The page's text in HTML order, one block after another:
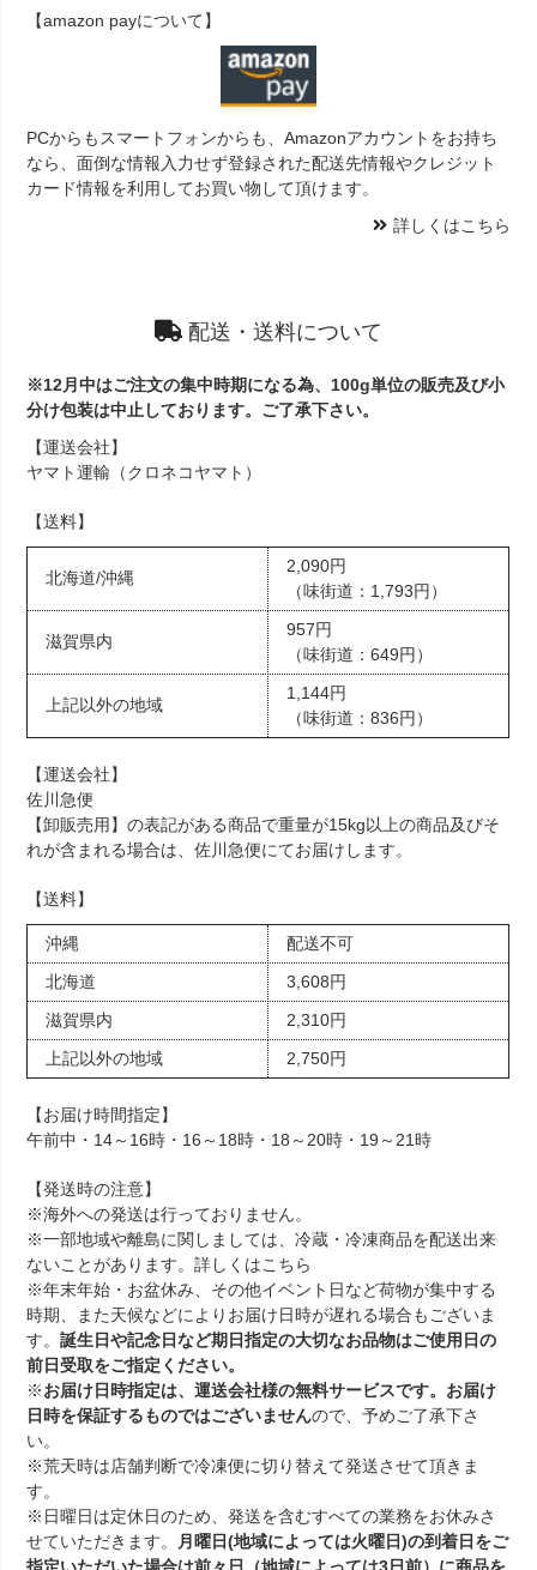
【amazon payについて】
PCからもスマートフォンからも、Amazonアカウントをお持ち
なら、面倒な情報入力せず登録された配送先情報やクレジット
カード情報を利用してお買い物して頂けます。
詳しくはこちら
配送・送料について
※12月中はご注文の集中時期になる為、100g単位の販売及び小
分け包装は中止しております。ご了承下さい。
【運送会社】
ヤマト運輸（クロネコヤマト）
【送料】
北海道/沖縄
2,090円
（味街道：1,793円）
滋賀県内
957円
（味街道：649円）
上記以外の地域
1,144円
（味街道：836円）
【運送会社】
佐川急便
【卸販売用】の表記がある商品で重量が15kg以上の商品及びそ
れが含まれる場合は、佐川急便にてお届けします。
【送料】
沖縄
配送不可
北海道
3,608円
滋賀県内
2,310円
上記以外の地域
2,750円
【お届け時間指定】
午前中・14～16時・16～18時・18～20時・19～21時
【発送時の注意】
※海外への発送は行っておりません。
※一部地域や離島に関しましては、冷蔵・冷凍商品を配送出来
ないことがあります。詳しくはこちら
※年末年始・お盆休み、その他イベント日など荷物が集中する
時期、また天候などによりお届け日時が遅れる場合もございま
す。誕生日や記念日など期日指定の大切なお品物はご使用日の
前日受取をご指定ください。
※お届け日時指定は、運送会社様の無料サービスです。お届け
日時を保証するものではございませんので、予めご了承下さ
い。
※荒天時は店舗判断で冷凍便に切り替えて発送させて頂きま
す。
※日曜日は定休日のため、発送を含むすべての業務をお休みさ
せていただきます。
月曜日(地域によっては火曜日)の到着日をご